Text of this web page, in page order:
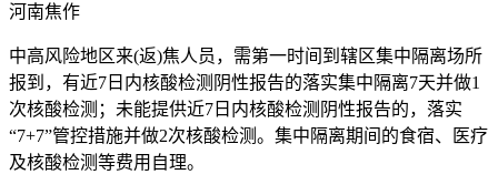
河南焦作
中高风险地区来(返)焦人员，需第一时间到辖区集中隔离场所
报到，有近7日内核酸检测阴性报告的落实集中隔离7天并做1
次核酸检测；未能提供近7日内核酸检测阴性报告的，落实
“7+7”管控措施并做2次核酸检测。集中隔离期间的食宿、医疗
及核酸检测等费用自理。